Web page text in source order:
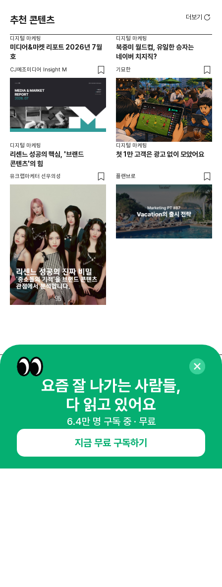
추천 콘텐츠 더보기
디지털 마케팅
미디어&마켓 리포트 2026년 7월
호
CJ메조미디어 Insight M
디지털 마케팅
북중미 월드컵, 유일한 승자는
네이버 치지직?
기묘한
디지털 마케팅
리센느 성공의 핵심, '브랜드
콘텐츠'의 힘
유크랩마케터 선우의성
디지털 마케팅
첫 1만 고객은 광고 없이 모았어요
플랜브로
매주 화요일 아침,
마케팅 감각을 깨워 드릴게요!
65,043명의 마케터를 성장시키는 뉴스레터
요즘 잘 나가는 사람들,
다 읽고 있어요
6.4만 명 구독 중 · 무료
지금 무료 구독하기